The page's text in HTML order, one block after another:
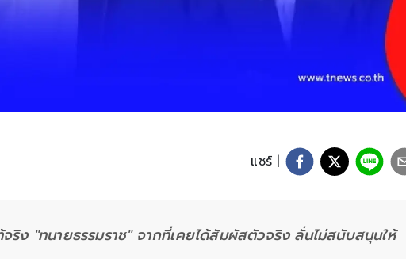
แชร์ |
ริง "ทนายธรรมราช" จากที่เคยได้สัมผัสตัวจริง ลั่นไม่สนับสนุนให้